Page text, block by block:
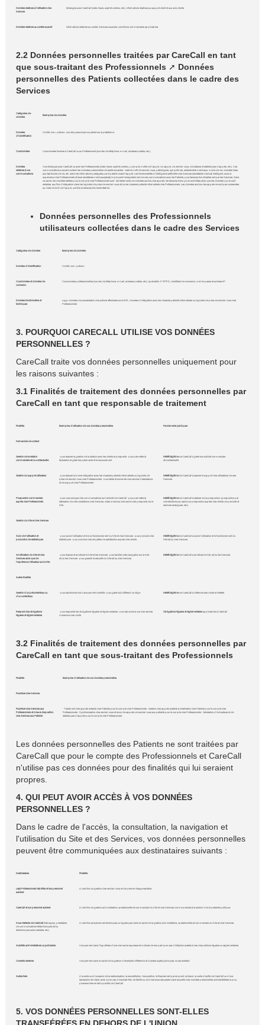
Données relatives à l'utilisation des
Services
Echanges avec CareCall (date, heure, sujet et contenu, etc.), informations relatives au support client et aux avis clients
Données relatives au contrat souscrit Informations relatives au contrat, Services souscrits, conditions commerciales applicables.
2.2 Données personnelles traitées par CareCall en tant
que sous-traitant des Professionnels ➚ Données
personnelles des Patients collectées dans le cadre des
Services
Catégories de
données
Exemples de données
Données
d'identification
Civilité, nom, prénom, numéro pseudonyme patient sur la plateforme
Coordonnées Coordonnées fournies à CareCall ou au Professionnel (numéro de téléphone, e-mail, adresse postale, etc.).
Données
relatives à vos
communications
Vos échanges avec CareCall ou avec les Professionnels (date, heure, sujet et contenu, y compris motifs de l'appel, du rappel, du rendez-vous, indicateurs et statistiques d'appels, etc.). Ces
communications peuvent contenir les données personnelles de santé suivantes : date et motif de rendez-vous, pathologies, symptômes, antécédents médicaux, mode de vie, données liées
aux habitudes de vie, etc. selon les informations partagées par le patient durant l'appel). Les fonctionnalités d'intelligence artificielle des Services (secrétariat médical intelligent, sous la
supervision des Professionnels et leurs secrétaires médicaux(ales)) impliquent l'enregistrement de ces communications avec les Patients, pour transcription et traitement par les Services. Dans
ce cadre, les données traitées pour le compte des Professionnels sont : les traitements de données audios des appels, les transcriptions qui en sont tirées ainsi que les données qui en sont
extraites, aux fins d'intégration dans les logiciels de prise de rendez-vous et/ou les dossiers patients informatisés des Professionnels. Les données audios des appels ne sont pas conservées
au-delà de la fin de l'appel, une fois la transcription écrite établie.
Données personnelles des Professionnels
utilisateurs collectées dans le cadre des Services
Catégories de données Exemples de données
Données d'identification Civilité, nom, prénom
Coordonnées et données de
connexion
Coordonnées professionnelles (numéro de téléphone, e-mail, adresse postale, etc.), spécialité, n° RPPS, identifiant de connexion, mot de passe et adresse IP
Données fonctionnelles et
techniques
Logs, données de journalisation des actions effectuées sur le RIS, données d'intégration avec les dossiers patients informatisés ou logiciels de prise de rendez-vous des
Professionnels
3. POURQUOI CARECALL UTILISE VOS DONNÉES
PERSONNELLES ?
CareCall traite vos données personnelles uniquement pour
les raisons suivantes :
3.1 Finalités de traitement des données personnelles par
CareCall en tant que responsable de traitement
Finalités Exemples d'utilisation de vos données personnelles Fondements juridiques
Demandes de contact
Gestion de la relation
commerciale et/ou contractuelle
• pour assurer la gestion de la relation avec les clients et prospects • pour permettre la
facturation et gérer les paiements et le recouvrement
Intérêt légitimede CareCall à gérer son activité commerciale
et/contractuelle
Gestion du support utilisateur
• pour assurer la bonne intégration avec les dossiers patients informatisés ou logiciels de
prise de rendez-vous des Professionnels • pour traiter et suivre les demandes d'assistance
et de support des Professionnels
Intérêt légitimede CareCall à assurer le support des utilisateurs de ses
Services
Prospection commerciale
auprès des Professionnels
• pour vous envoyer des communications sur l'activité de CareCall • pour permettre la
réalisation de démonstrations des Services, notamment sur demande des prospects via le
Site
Intérêt légitimede CareCall à réaliser de la prospection, (prospection par
voie électronique, sauf pour prospection auprès des clients de produits et
services analogues, etc.)
Gestion du Site et des Services
Suivi de l'utilisation et
production de statistiques
• pour suivre l'utilisation et le bon fonctionnement du Site et des Services • pour produire des
statistiques • pour conduire des enquêtes de satisfaction auprès des clients
Intérêt légitimede CareCall à suivre l'utilisation et le fonctionnement du
Site et/ou des Services
Amélioration du Site et des
Services ainsi que de
l'expérience Utilisateur sur le Site
• pour évaluer et améliorer le Site et les Services • pour faciliter votre navigation sur le Site
et/ou les Services • pour garantir la sécurité du Site et/ou des Services
Intérêt légitimede CareCall à améliorer le Site, et/ou les Services
Autres finalités
Gestion d'un précontentieux ou
d'un contentieux
• pour sanctionner tout manquement identifié • pour gérer tout différend ou litige Intérêt légitimede CareCall à défendre ses droits et intérêts
Respect des obligations
légales et réglementaires
• pour respecter les obligations légales et réglementaires • pour répondre à vos demandes
d'exercice des droits
Obligations légales etréglementairesapplicables à CareCall
3.2 Finalités de traitement des données personnelles par
CareCall en tant que sous-traitant des Professionnels
Finalités Exemples d'utilisation de vos données personnelles
Fourniture des Services
Fourniture des Services aux
Professionnels et mise à disposition
des Services aux Patients
• Traitement des appels entrants des Patients pour le compte des Professionnels • Gestion des appels sortants à destination des Patients pour le compte des
Professionnels • Synchronisation des rendez-vous et envoi de rappels de rendez-vous aux patients pour le compte des Professionnels • Génération d'indicateurs et de
statistiques d'appels pour le compte des Professionnels
Les données personnelles des Patients ne sont traitées par
CareCall que pour le compte des Professionnels et CareCall
n'utilise pas ces données pour des finalités qui lui seraient
propres.
4. QUI PEUT AVOIR ACCÈS À VOS DONNÉES
PERSONNELLES ?
Dans le cadre de l'accès, la consultation, la navigation et
l'utilisation du Site et des Services, vos données personnelles
peuvent être communiquées aux destinataires suivants :
Destinataires Finalités
Le(s) Professionnels habilités et leur personnel
autorisé
A des fins de gestion des rendez-vous et de prise en charge sanitaire.
CareCall et son personnel autorisé A des fins de gestion administrative, opérationnelle et commerciale du Site et des Services comme précisé à la section 3 de la présente politique.
Sous-traitants de CareCall
(hébergeur, prestataire
de communications téléphoniques et/ou
électroniques automatisées, etc.)
A des fins exclusivement techniques ou logistiques dans le cadre de la gestion administrative, opérationnelle et commerciale du Site et des Services.
Autorités administratives ou judiciaires Uniquement dans l'hypothèse d'une demande expresse et motivée de leur part ou en cas d'infraction avérée à des dispositions légales ou réglementaires.
Conseils externes Uniquement dans le cadre de la gestion d'éventuels différends et d'autres sujets juridiques, le cas échéant.
Autres tiers
A la suite ou à l'occasion de la restructuration, la reconstitution, l'acquisition, le financement par emprunt, la fusion, la vente d'actifs de CareCall ou d'une
transaction similaire, ainsi qu'en cas d'insolvabilité, de faillite ou de mise sous séquestre dans laquelle des données personnelles sont transférées à un ou
plusieurs tiers en tant qu'actifs de CareCall.
5. VOS DONNÉES PERSONNELLES SONT-ELLES